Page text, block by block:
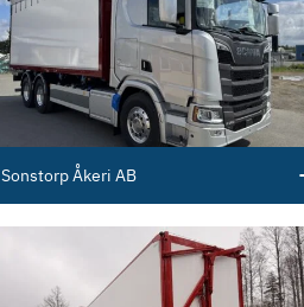
Sonstorp Åkeri AB